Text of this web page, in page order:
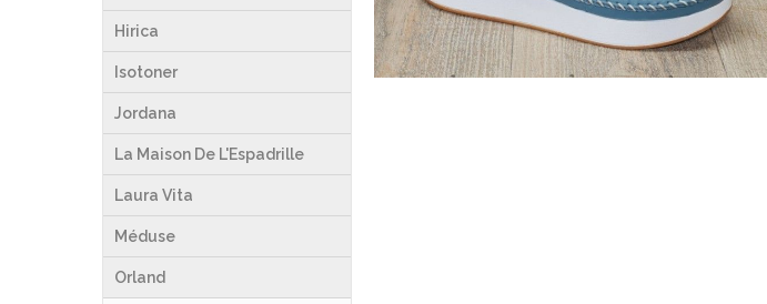
Hirica
Isotoner
Jordana
La Maison De L'Espadrille
Laura Vita
Méduse
Orland